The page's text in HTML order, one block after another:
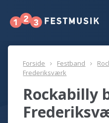
Forside Festband
Frederiksværk
Rockabilly